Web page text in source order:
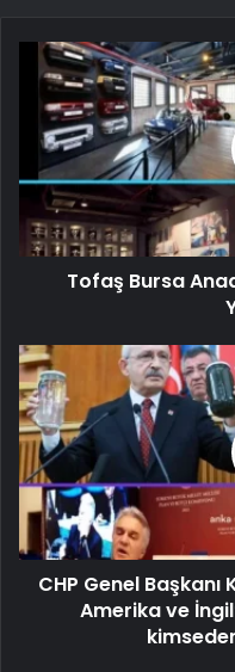
Tofaş Bursa
CHP Genel
Amerika ve